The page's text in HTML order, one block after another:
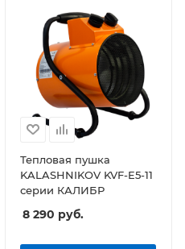
Тепловая пушка
KALASHNIKOV KVF-E5-11
серии КАЛИБР
8 290 руб.